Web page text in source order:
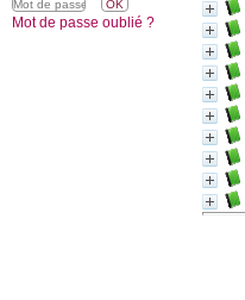
Mot de passe oublié ?